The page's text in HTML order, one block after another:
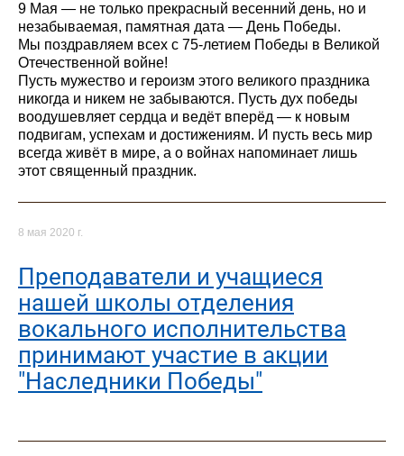
9 Мая — не только прекрасный весенний день, но и
незабываемая, памятная дата — День Победы.
Мы поздравляем всех с 75-летием Победы в Великой
Отечественной войне!
Пусть мужество и героизм этого великого праздника
никогда и никем не забываются. Пусть дух победы
воодушевляет сердца и ведёт вперёд — к новым
подвигам, успехам и достижениям. И пусть весь мир
всегда живёт в мире, а о войнах напоминает лишь
этот священный праздник.
8 мая 2020 г.
Преподаватели и учащиеся
нашей школы отделения
вокального исполнительства
принимают участие в акции
"Наследники Победы"